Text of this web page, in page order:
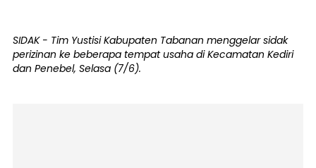
SIDAK - Tim Yustisi Kabupaten Tabanan menggelar sidak
perizinan ke beberapa tempat usaha di Kecamatan Kediri
dan Penebel, Selasa (7/6).